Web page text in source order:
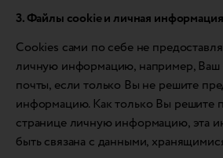
3. Файлы cookie и личная информация
Cookies сами по себе не
личную информацию, например, Ваш
почты, если только Вы не решите
информацию. Как только Вы решите
странице личную информацию, эта
быть связана с данными,